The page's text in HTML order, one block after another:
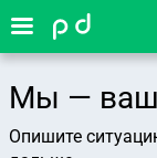
Мы — ваш
Опишите